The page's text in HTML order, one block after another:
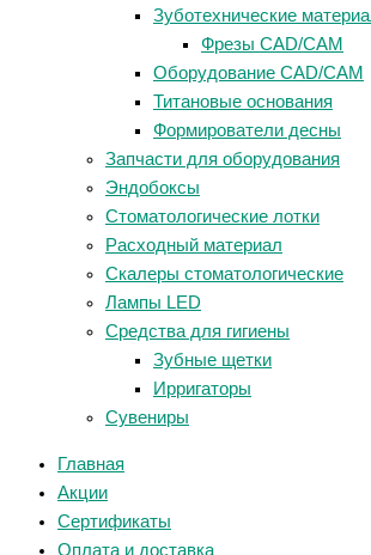
Зуботехнические
Фрезы CAD/CAM
Оборудование CAD/CAM
Титановые основания
Формирователи десны
Запчасти для оборудования
Эндобоксы
Стоматологические лотки
Расходный материал
Скалеры стоматологические
Лампы LED
Средства для гигиены
Зубные щетки
Ирригаторы
Сувениры
Главная
Акции
Сертификаты
Оплата и доставка